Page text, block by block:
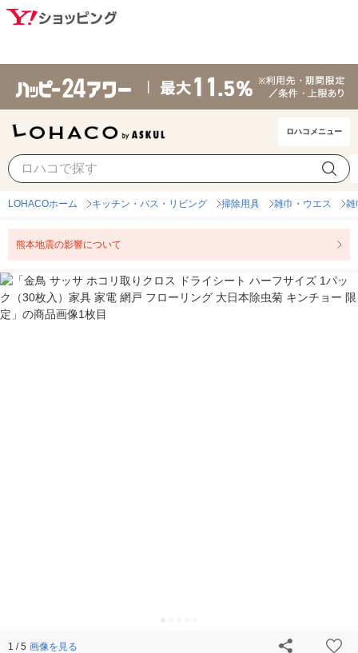
ロハコメニュー
LOHACOホーム キッチン・バス・リビング 掃除用具 雑巾・ウエス 雑
熊本地震の影響について
1 / 5 画像を見る